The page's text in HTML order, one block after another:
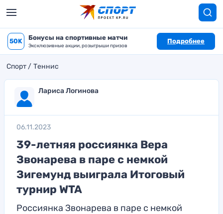
50K Бонусы на спортивные матчи
Эксклюзивные акции, розыгрыши призов
Подробнее
Спорт Теннис
Лариса Логинова
06.11.2023
39-летняя россиянка Вера
Звонарева в паре с немкой
Зигемунд выиграла Итоговый
турнир WTA
Россиянка Звонарева в паре с немкой